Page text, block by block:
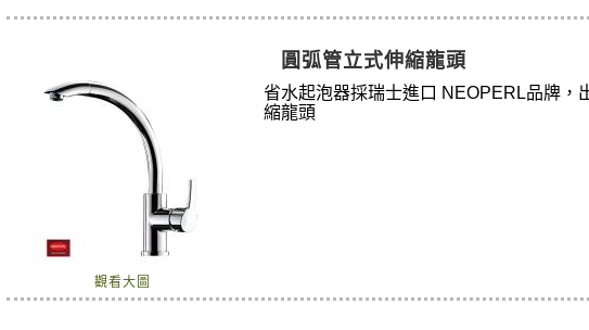
觀看大圖
圓弧管立式伸縮龍頭
省水起泡器採瑞士進口 NEOPERL品牌，
縮龍頭